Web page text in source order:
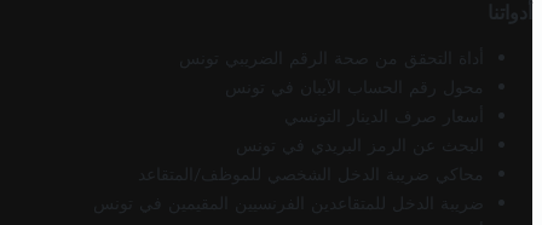
أدواتنا
أداة التحقق من صحة الرقم الضريبي تونس
محول رقم الحساب الآيبان في تونس
أسعار صرف الدينار التونسي
البحث عن الرمز البريدي في تونس
محاكي ضريبة الدخل الشخصي للموظف/المتقاعد
ضريبة الدخل للمتقاعدين الفرنسيين المقيمين في تونس